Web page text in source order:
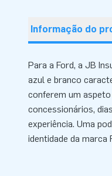
Informação do
Para a Ford, a JB
azul e branco
conferem um
concessionários,
experiência. Uma
identidade da marca